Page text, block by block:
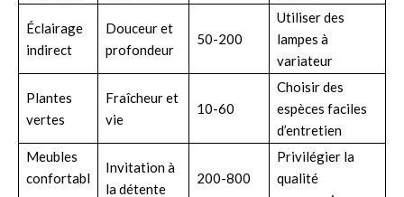
Éclairage
indirect
Douceur et
profondeur
50-200
Utiliser des
lampes à
variateur
Plantes
vertes
Fraîcheur et
vie
10-60
Choisir des
espèces faciles
d’entretien
Meubles
confortabl
Invitation à
la détente
200-800
Privilégier la
qualité